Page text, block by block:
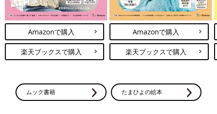
Amazonで購入
楽天ブックスで購入
Amazonで購入
楽天ブックスで購入
ムック書籍 たまひよの絵本